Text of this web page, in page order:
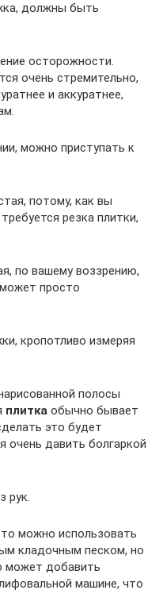
должны быть
осторожности.
очень стремительно,
и аккуратнее,
можно приступать к
потому, как вы
резка плитки,
по вашему воззрению,
просто
кропотливо измеряя
полосы
плитка обычно бывает
это будет
очень давить болгаркой
рук.
можно использовать
кладочным песком, но
может добавить
машине, что